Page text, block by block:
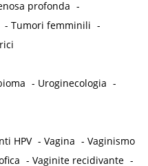
profonda -
-Tumori femminili -
- Uroginecologia -
HPV -Vagina -Vaginismo
-Vaginite recidivante -